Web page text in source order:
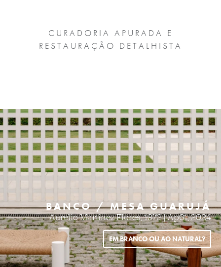
CURADORIA APURADA E
RESTAURAÇÃO DETALHISTA
BANCO / MESA GUARUJÁ
Aurelio Martinez Flores, 1972 | Ap61, 2024
EM BRANCO OU AO NATURAL?